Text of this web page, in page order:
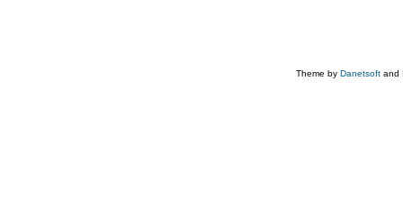
Theme by Danetsoft and